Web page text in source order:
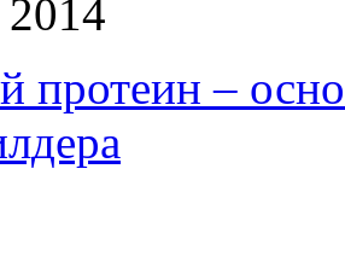
протеин –